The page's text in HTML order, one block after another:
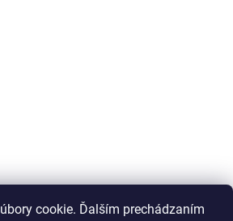
cookie. Ďalším prechádzaním